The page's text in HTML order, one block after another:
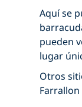
Aquí se
pueden
lugar
Otros
Farrallon